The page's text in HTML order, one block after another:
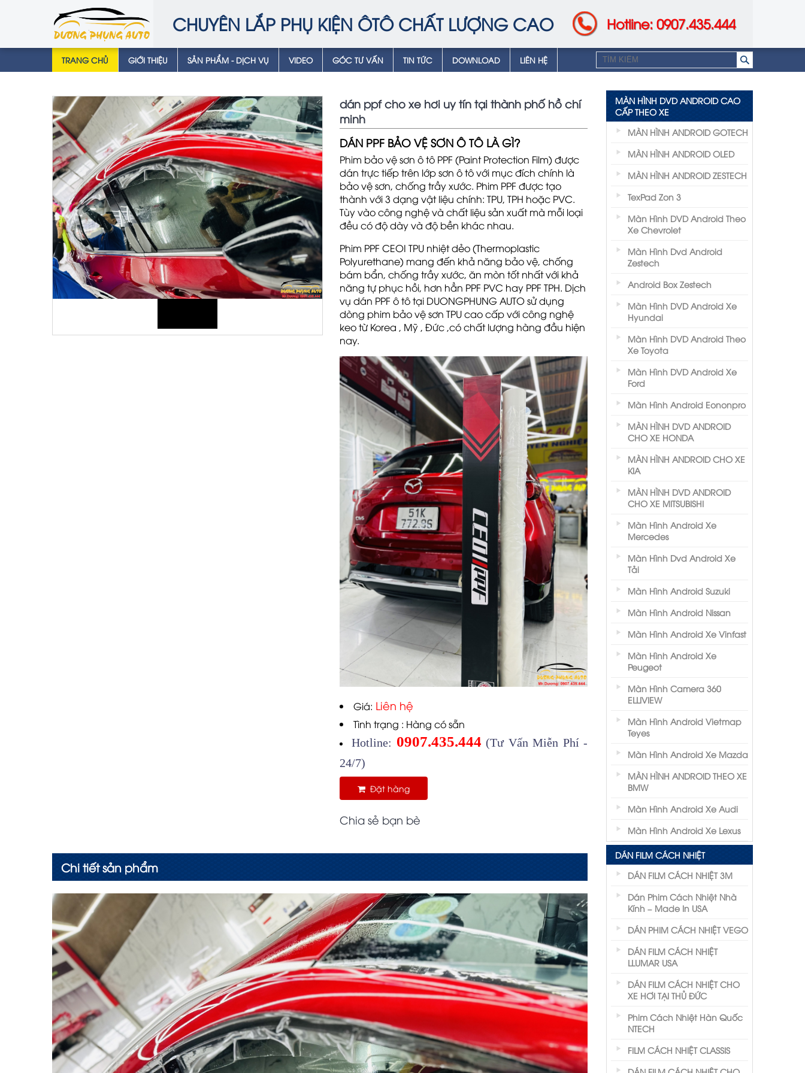
CHUYÊN LẮP PHỤ KIỆN ÔTÔ CHẤT LƯỢNG CAO Hotline: 0907.435.444
TRANG CHỦ GIỚI THIỆU SẢN PHẨM - DỊCH VỤ VIDEO GÓC TƯ VẤN TIN TỨC DOWNLOAD LIÊN HỆ
dán ppf cho xe hơi uy tín tại thành phố hồ chí
minh
DÁN PPF BẢO VỆ SƠN Ô TÔ LÀ GÌ?
Phim bảo vệ sơn ô tô PPF (Paint Protection Film) được
dán trực tiếp trên lớp sơn ô tô với mục đích chính là
bảo vệ sơn, chống trầy xước. Phim PPF được tạo
thành với 3 dạng vật liệu chính: TPU, TPH hoặc PVC.
Tùy vào công nghệ và chất liệu sản xuất mà mỗi loại
đều có độ dày và độ bền khác nhau.
Phim PPF CEOI TPU nhiệt dẻo (Thermoplastic
Polyurethane) mang đến khả năng bảo vệ, chống
bám bẩn, chống trầy xước, ăn mòn tốt nhất với khả
năng tự phục hồi, hơn hẳn PPF PVC hay PPF TPH. Dịch
vụ dán PPF ô tô tại DUONGPHUNG AUTO sử dụng
dòng phim bảo vệ sơn TPU cao cấp với công nghệ
keo từ Korea , Mỹ , Đức ,có chất lượng hàng đầu hiện
nay.
Giá: Liên hệ
Tình trạng : Hàng có sẵn
Hotline: 0907.435.444 (Tư Vấn Miễn Phí -
24/7)
Đặt hàng
Chia sẻ bạn bè
Chi tiết sản phẩm
MÀN HÌNH DVD ANDROID CAO
CẤP THEO XE
MÀN HÌNH ANDROID GOTECH
MÀN HÌNH ANDROID OLED
MÀN HÌNH ANDROID ZESTECH
TexPad Zon 3
Màn Hình DVD Android Theo
Xe Chevrolet
Màn Hình Dvd Android
Zestech
Android Box Zestech
Màn Hình DVD Android Xe
Hyundai
Màn Hình DVD Android Theo
Xe Toyota
Màn Hình DVD Android Xe
Ford
Màn Hình Android Eononpro
MÀN HÌNH DVD ANDROID
CHO XE HONDA
MÀN HÌNH ANDROID CHO XE
KIA
MÀN HÌNH DVD ANDROID
CHO XE MITSUBISHI
Màn Hình Android Xe
Mercedes
Màn Hình Dvd Android Xe
Tải
Màn Hình Android Suzuki
Màn Hình Android Nissan
Màn Hình Android Xe Vinfast
Màn Hình Android Xe
Peugeot
Màn Hình Camera 360
ELLIVIEW
Màn Hình Android Vietmap
Teyes
Màn Hình Android Xe Mazda
MÀN HÌNH ANDROID THEO XE
BMW
Màn Hình Android Xe Audi
Màn Hình Android Xe Lexus
DÁN FILM CÁCH NHIỆT
DÁN FILM CÁCH NHIỆT 3M
Dán Phim Cách Nhiệt Nhà
Kính – Made In USA
DÁN PHIM CÁCH NHIỆT VEGO
DÁN FILM CÁCH NHIỆT
LLUMAR USA
DÁN FILM CÁCH NHIỆT CHO
XE HƠI TẠI THỦ ĐỨC
Phim Cách Nhiệt Hàn Quốc
NTECH
FILM CÁCH NHIỆT CLASSIS